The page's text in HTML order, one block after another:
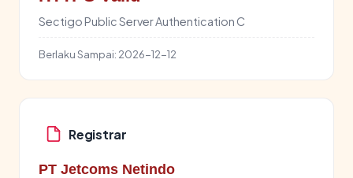
Sectigo Public Server Authentication C
Berlaku Sampai: 2026-12-12
Registrar
PT Jetcoms Netindo